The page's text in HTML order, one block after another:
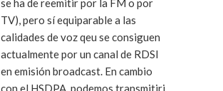
se ha de reemitir por la FM o por
TV), pero sí equiparable a las
calidades de voz qeu se consiguen
actualmente por un canal de RDSI
en emisión broadcast. En cambio
con el HSDPA, podemos transmitiri